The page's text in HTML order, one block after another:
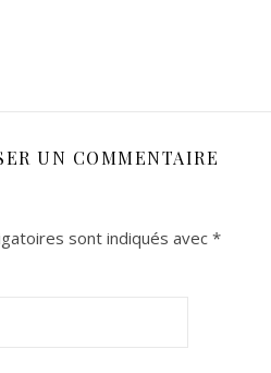
UN COMMENTAIRE
sont indiqués avec*